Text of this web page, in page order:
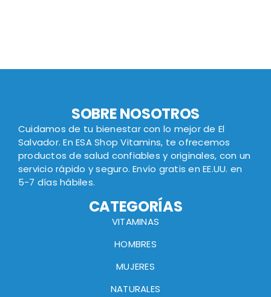
SOBRE NOSOTROS
Cuidamos de tu bienestar con lo mejor de El
Salvador. En ESA Shop Vitamins, te ofrecemos
productos de salud confiables y originales, con un
servicio rápido y seguro. Envío gratis en EE.UU. en
5-7 días hábiles.
CATEGORÍAS
VITAMINAS
HOMBRES
MUJERES
NATURALES